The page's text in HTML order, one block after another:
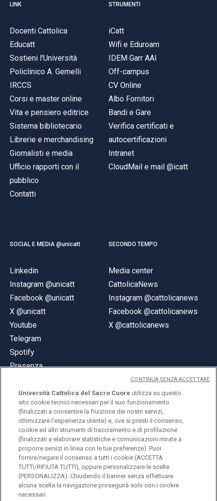
LINK
Docenti Cattolica
Educatt
Sostieni l'Università
Policlinico A. Gemelli
IRCCS
Corsi e master online
Vita e pensiero editrice
Sistema bibliotecario
Librerie e merchandising
Giornalisti e media
Ufficio rapporti con il
pubblico
Contatti
STRUMENTI
iCatt
Wifi e Eduroam
IDEM Garr AAI
Off-campus
CV Online
Albo Fornitori
Bandi e Gare
Verifica certificati e
autocertificazioni
Intranet
CloudMail e mail @icatt
SOCIAL E MEDIA @unicatt
Linkedin
Instagram @unicatt
Facebook @unicatt
X @unicatt
Youtube
Telegram
Spotify
Presenza
SECONDO TEMPO
Media center
CattolicaNews
Instagram @cattolicanews
Facebook @cattolicanews
X @cattolicanews
© Università Cattolica del Sacro Cuore
Largo A. Gemelli 1, 20123 Milano
PI 02133120150
ENGLISH
Università Cattolica del Sacro Cuore utilizza su questo
sito cookie tecnici necessari per il suo funzionamento
(finalizzati a consentire la fruizione dei nostri servizi,
ottimizzare l'esperienza utente) e, ove si presti il consenso,
cookie ed altri strumenti di tracciamento e di profilazione
(finalizzati a elaborare statistiche e comunicazioni mirate a
proporre servizi in linea con le tue preferenze). Puoi
fornire/negare il consenso a tutti i cookie (ACCETTA
TUTTI/RIFIUTA TUTTI), oppure personalizzare le scelte
(PERSONALIZZA). Chiudendo il banner senza effettuare
alcuna scelta la navigazione proseguirà solo con i cookie
necessari.
CONTINUA SENZA ACCETTARE